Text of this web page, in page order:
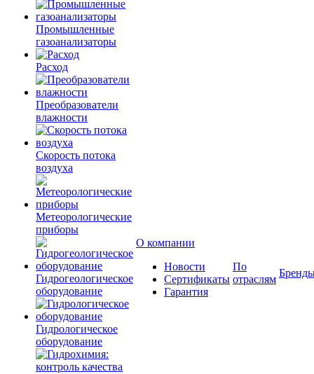
Промышленные
газоанализаторы
Расход
Преобразователи
влажности
Скорость потока
воздуха
Метеорологические
приборы
Гидрогеологическое
оборудование
Гидрологическое
оборудование
О компании
Новости
Сертификаты
Гарантия
По
отраслям